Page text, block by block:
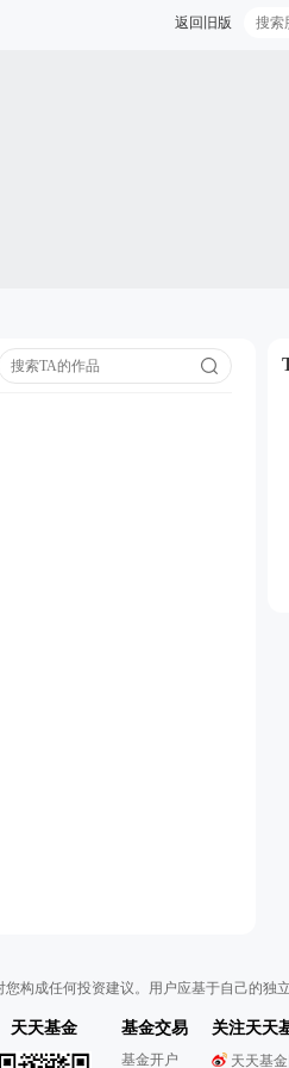
返回旧版
构成任何投资建议。用户应基于自己的独
天天基金 基金交易
基金开户
关注天天
天天基